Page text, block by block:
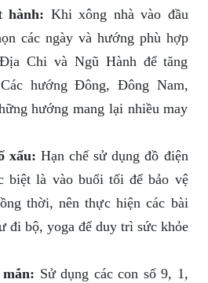
hành: Khi xông nhà vào đầu
các ngày và hướng phù hợp
Chi và Ngũ Hành để tăng
hướng Đông, Đông Nam,
hướng mang lại nhiều may
xấu: Hạn chế sử dụng đồ điện
biệt là vào buổi tối để bảo vệ
thời, nên thực hiện các bài
đi bộ, yoga để duy trì sức khỏe
mắn: Sử dụng các con số 9, 1,